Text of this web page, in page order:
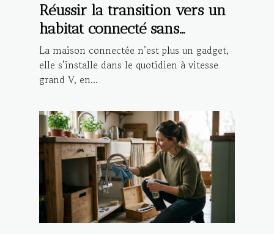
Réussir la transition vers un
habitat connecté sans
compromettre la sécurité
La maison connectée n’est plus un gadget,
elle s’installe dans le quotidien à vitesse
grand V, en...